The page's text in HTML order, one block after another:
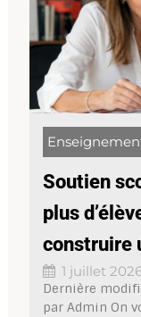
Soutien
plus
construire
1 juillet
Dernière
par Admin On